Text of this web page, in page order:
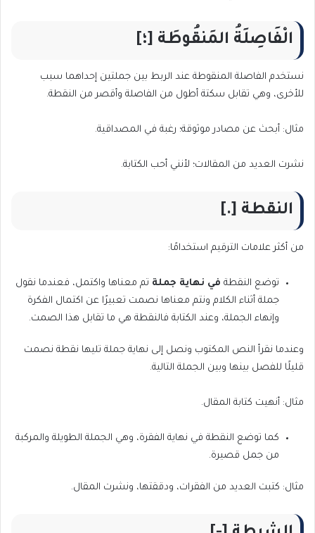
الْفَاصِلَةُ المَنقُوطَة [؛]
نستخدم الفاصلة المنقوطة عند الربط بين جملتين إحداهما سبب
للأخرى، وهي تقابل سكتة أطول من الفاصلة وأقصر من النقطة.
مثال: أبحث عن مصادر موثوقة؛ رغبة في المصداقية.
نشرت العديد من المقالات؛ لأنني أحب الكتابة.
النقطة [.]
من أكثر علامات الترقيم استخدامًا:
توضع النقطة في نهاية جملة تم معناها واكتمل، فعندما نقول
جملة أثناء الكلام ونتم معناها نصمت تعبيرًا عن اكتمال الفكرة
وإنهاء الجملة، وعند الكتابة فالنقطة هي ما تقابل هذا الصمت.
وعندما نقرأ النص المكتوب ونصل إلى نهاية جملة تليها نقطة نصمت
قليلًا للفصل بينها وبين الجملة التالية.
مثال: أنهيت كتابة المقال.
كما توضع النقطة في نهاية الفقرة، وهي الجملة الطويلة والمركبة
من جمل قصيرة.
مثال: كتبت العديد من الفقرات، ودققتها، ونشرت المقال.